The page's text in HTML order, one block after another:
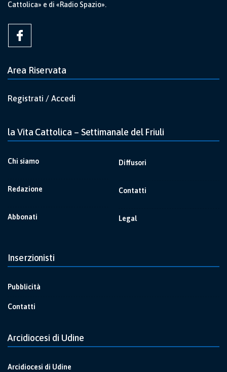
Cattolica» e di «Radio Spazio».
Area Riservata
Registrati / Accedi
la Vita Cattolica – Settimanale del Friuli
Chi siamo
Redazione
Abbonati
Diffusori
Contatti
Legal
Inserzionisti
Pubblicità
Contatti
Arcidiocesi di Udine
Arcidiocesi di Udine